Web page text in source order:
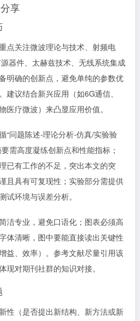
享
点关注微波理论与技术、射频电
器件、太赫兹技术、无线系统集成
明确的创新点，避免单纯的参数优
建议结合新兴应用（如6G通信、
医疗微波）来凸显应用价值。
“问题陈述-理论分析-仿真/实验验
需高度凝练创新点和性能指标；
已有工作的不足，突出本文的突
且具有可复现性；实验部分需提供
试环境与误差分析。
洁专业，避免口语化；图表必须高
体清晰，图中要能直接读出关键性
益、效率）。参考文献尽量引用该
现对期刊社群的知识对接。
性（是否提出新结构、新方法或新